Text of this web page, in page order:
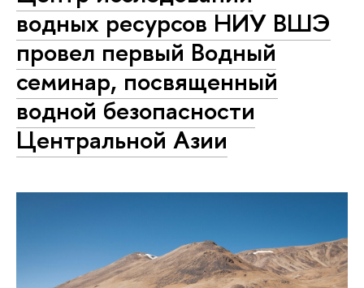
водных ресурсов НИУ ВШЭ
провел первый Водный
семинар, посвященный
водной безопасности
Центральной Азии